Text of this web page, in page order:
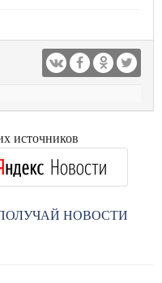
источников
НОВОСТИ